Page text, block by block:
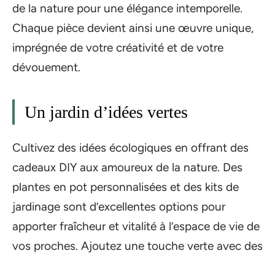
de la nature pour une élégance intemporelle.
Chaque pièce devient ainsi une œuvre unique,
imprégnée de votre créativité et de votre
dévouement.
Un jardin d’idées vertes
Cultivez des idées écologiques en offrant des
cadeaux DIY aux amoureux de la nature. Des
plantes en pot personnalisées et des kits de
jardinage sont d’excellentes options pour
apporter fraîcheur et vitalité à l’espace de vie de
vos proches. Ajoutez une touche verte avec des